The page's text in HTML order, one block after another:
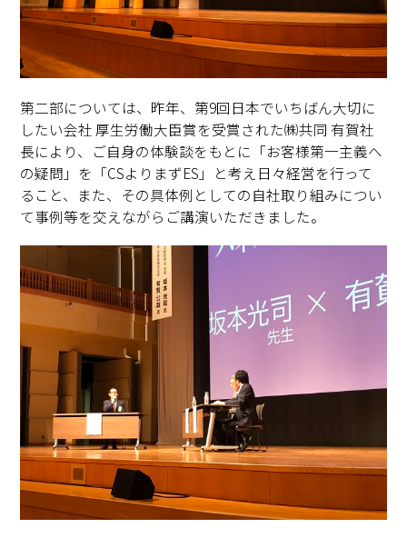
第二部については、昨年、第9回日本でいちばん大切に
したい会社 厚生労働大臣賞を受賞された㈱共同 有賀社
長により、ご自身の体験談をもとに「お客様第一主義へ
の疑問」を「CSよりまずES」と考え日々経営を行って
ること、また、その具体例としての自社取り組みについ
て事例等を交えながらご講演いただきました。